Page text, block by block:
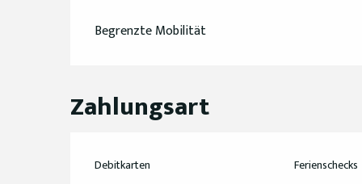
Begrenzte Mobilität
Zahlungsart
Debitkarten Ferienschecks